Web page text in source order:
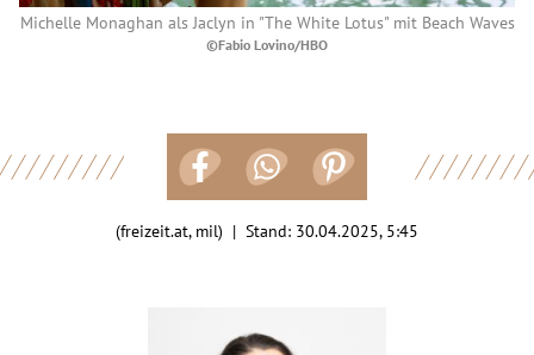
Michelle Monaghan als Jaclyn in "The White Lotus" mit Beach Waves
©Fabio Lovino/HBO
(freizeit.at, mil) | Stand: 30.04.2025, 5:45